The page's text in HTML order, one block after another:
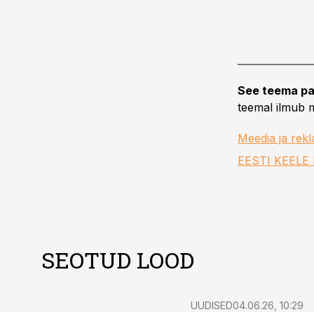
See teema
teemal ilmub
Meedia ja
EESTI
SEOTUD LOOD
UUDISED04.06.26, 10:29